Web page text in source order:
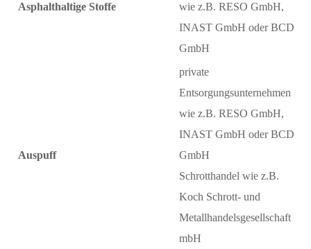
Asphalthaltige Stoffe
wie z.B. RESO GmbH,
INAST GmbH oder BCD
GmbH
Auspuff
private
Entsorgungsunternehmen
wie z.B. RESO GmbH,
INAST GmbH oder BCD
GmbH
Schrotthandel wie z.B.
Koch Schrott- und
Metallhandelsgesellschaft
mbH